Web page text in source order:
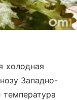
холодная
Западно-